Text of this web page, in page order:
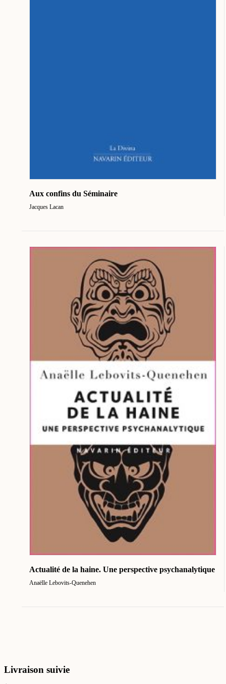
Aux confins du Séminaire
Jacques Lacan
Actualité de la haine. Une perspective psychanalytique
Anaëlle Lebovits-Quenehen
Livraison suivie